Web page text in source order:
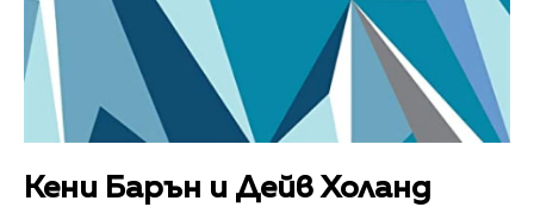
Кени Барън и Дейв Холанд